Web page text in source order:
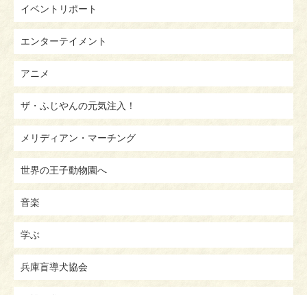
イベントリポート
エンターテイメント
アニメ
ザ・ふじやんの元気注入！
メリディアン・マーチング
世界の王子動物園へ
音楽
学ぶ
兵庫盲導犬協会